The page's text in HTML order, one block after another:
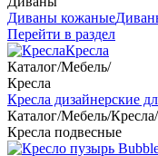
Диваны кожаные
Перейти в раздел
Кресла
Каталог/Мебель/
Кресла
Кресла дизайнерские
Каталог/Мебель/Кресла/
Кресла подвесные